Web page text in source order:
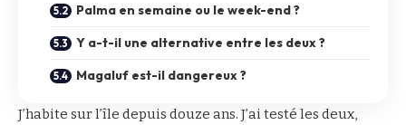
Palma en semaine ou le week-end ?
Y a-t-il une alternative entre les deux ?
Magaluf est-il dangereux ?
J’habite sur l’île depuis douze ans. J’ai testé les deux,